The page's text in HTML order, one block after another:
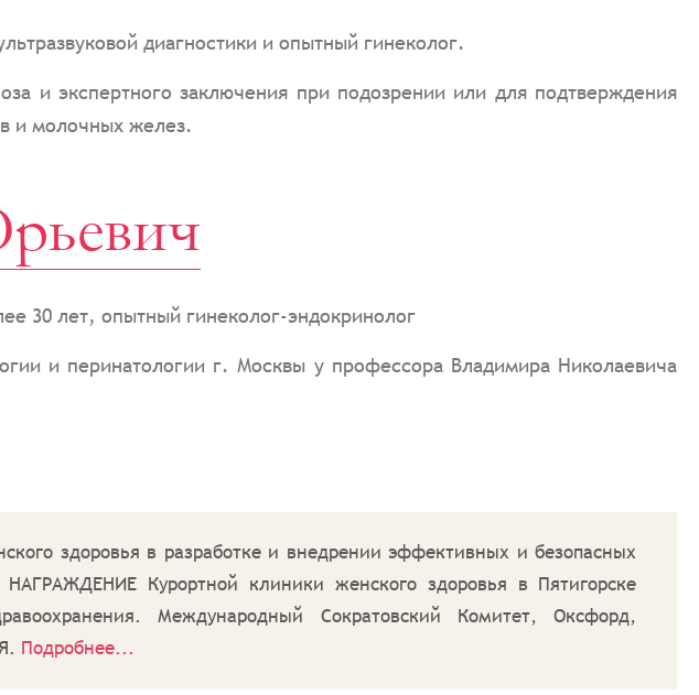
диагностики и опытный гинеколог.
и экспертного заключения при подозрении или для подтверждения
и молочных желез.
30 лет, опытный гинеколог-эндокринолог
и перинатологии г. Москвы у профессора Владимира Николаевича
здоровья в разработке и внедрении эффективных и безопасных
Курортной клиники женского здоровья в Пятигорске
Международный Сократовский Комитет, Оксфорд,
Подробнее...